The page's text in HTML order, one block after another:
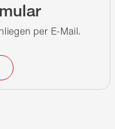
per E-Mail.